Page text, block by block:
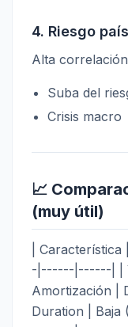
4. Riesgo país
Alta
Suba del
Crisis
📈
(muy útil)
|
-|------|------| |
Amortización |
Duration | Baja